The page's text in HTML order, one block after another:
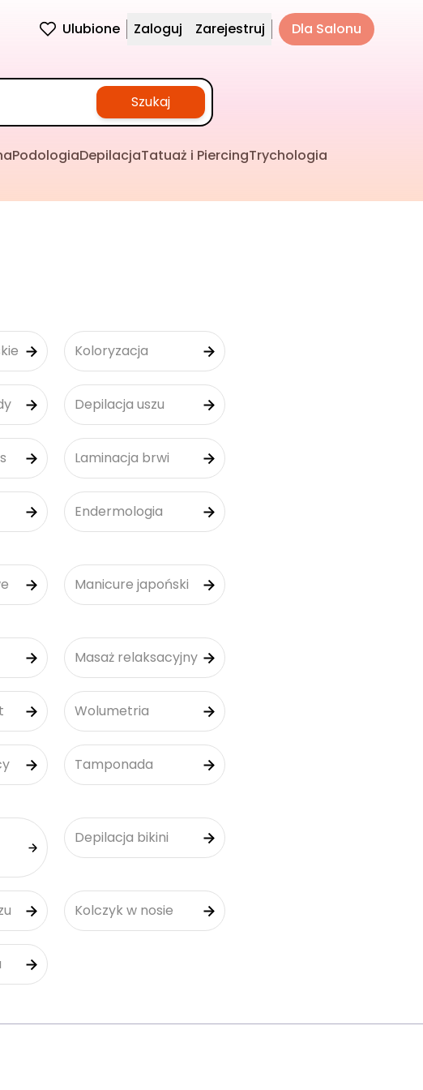
Ulubione Zaloguj Zarejestruj Dla Salonu
Szukaj
PodologiaDepilacjaTatuaż i PiercingTrychologia
Koloryzacja
Depilacja uszu
Laminacja brwi
Endermologia
Manicure japoński
Masaż relaksacyjny
Wolumetria
Tamponada
Depilacja bikini
Kolczyk w nosie